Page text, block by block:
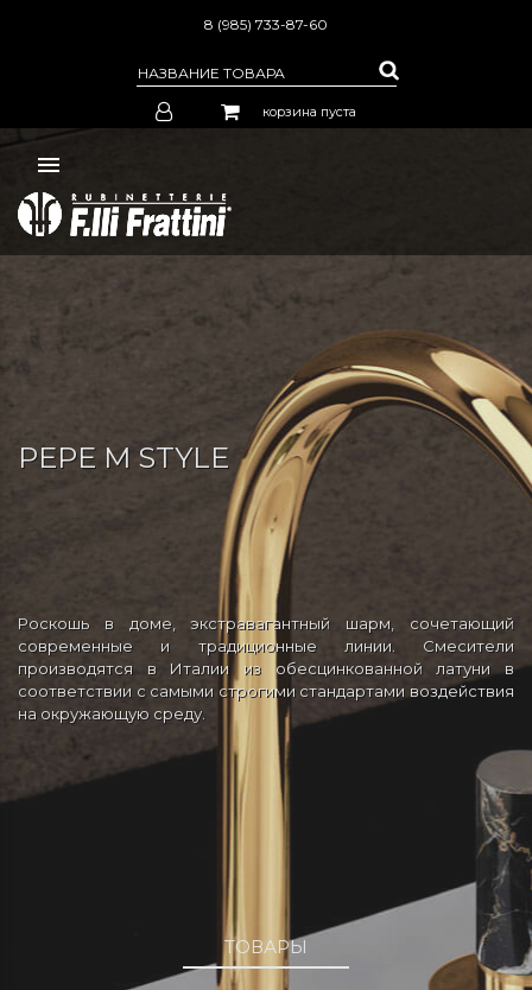
8 (985) 733-87-60
корзина пуста
PEPE M STYLE
Роскошь в доме, экстравагантный шарм, сочетающий
современные и традиционные линии. Смесители
производятся в Италии из обесцинкованной латуни в
соответствии с самыми строгими стандартами воздействия
на окружающую среду.
ТОВАРЫ